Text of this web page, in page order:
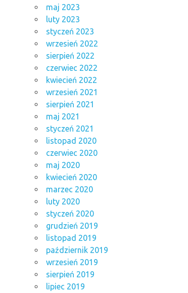
maj 2023
luty 2023
styczeń 2023
wrzesień 2022
sierpień 2022
czerwiec 2022
kwiecień 2022
wrzesień 2021
sierpień 2021
maj 2021
styczeń 2021
listopad 2020
czerwiec 2020
maj 2020
kwiecień 2020
marzec 2020
luty 2020
styczeń 2020
grudzień 2019
listopad 2019
październik 2019
wrzesień 2019
sierpień 2019
lipiec 2019